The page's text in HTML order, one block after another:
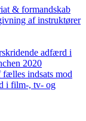
& formandskab
af instruktører
adfærd i
2020
fælles indsats mod
i film-, tv- og